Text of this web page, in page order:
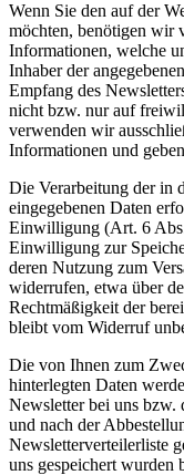
Wenn Sie den auf der
möchten, benötigen wir
Informationen, welche
Inhaber der
Empfang des
nicht bzw. nur auf
verwenden wir
Informationen und
Die Verarbeitung der in
eingegebenen Daten
Einwilligung (Art. 6
Einwilligung zur
deren Nutzung zum
widerrufen, etwa über
Rechtmäßigkeit der
bleibt vom Widerruf
Die von Ihnen zum
hinterlegten Daten
Newsletter bei uns bzw.
und nach der
Newsletterverteilerliste
uns gespeichert wurden